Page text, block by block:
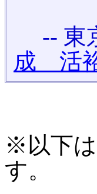
-- 東
成 活
※以下
す。